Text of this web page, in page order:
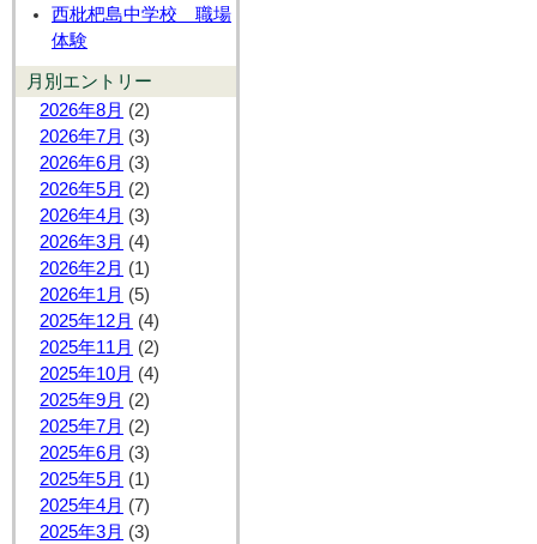
西枇杷島中学校 職場
体験
月別エントリー
2026年8月 (2)
2026年7月 (3)
2026年6月 (3)
2026年5月 (2)
2026年4月 (3)
2026年3月 (4)
2026年2月 (1)
2026年1月 (5)
2025年12月 (4)
2025年11月 (2)
2025年10月 (4)
2025年9月 (2)
2025年7月 (2)
2025年6月 (3)
2025年5月 (1)
2025年4月 (7)
2025年3月 (3)